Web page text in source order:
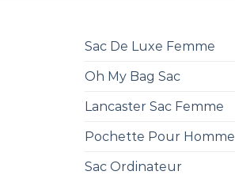
Sac De Luxe Femme
Oh My Bag Sac
Lancaster Sac Femme
Pochette Pour Homme
Sac Ordinateur